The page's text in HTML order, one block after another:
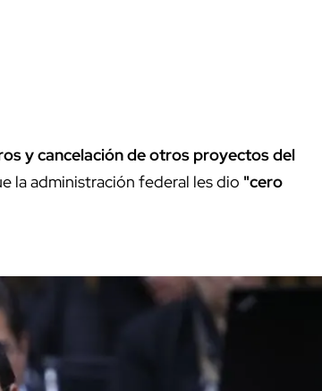
y cancelación de otros proyectos del
la administración federal les dio "cero